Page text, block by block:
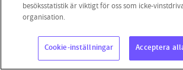
Copyright 2023 © Supermiljöbloggen
Läs vad vi vill göra
besöksstatistik är viktigt för oss som icke-
organisation.
Cookie-inställningar Acceptera